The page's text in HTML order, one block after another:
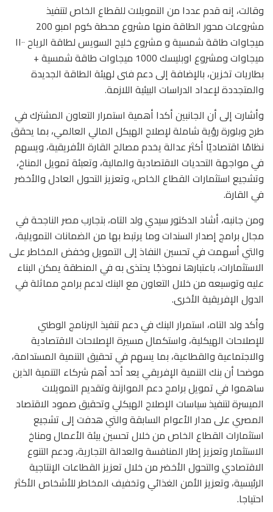
وقالت، إنه قدم عددا من التمويلات للقطاع الخاص لتنفيذ
مشروعات محور الطاقة منها مشروع محطة كوم امبو 200
ميجاوات طاقة شمسية و مشروع خليج السويس لطاقة الرياح ١١٠٠
ميجاوات ومشروع اوبليسك 1000 ميجاوات طاقة شمسية +
بطاريات تخزين، بالإضافة إلى دعم فنى لهيئة الطاقة الجديدة
والمتجددة لإعداد الدراسات البيئية اللازمة.
وأشارت إلى أن الجانبين أكدا أهمية استمرار التعاون المشترك في
طرح وبلورة رؤية شاملة لإصلاح الهيكل المالي العالمي، بما يحقق
نظامًا اقتصاديًا أكثر عدالة يخدم مصالح القارة الأفريقية، ويسهم
في مواجهة التحديات الاقتصادية والمالية، وتعبئة تمويل المناخ،
وتشجيع استثمارات القطاع الخاص، وتعزيز التحول العادل والأخضر
في القارة.
ومن جانبه، أشاد الدكتور سيدي ولد التاه، بتجارب مصر الناجحة في
مجال برامج إصدار السندات وما يرتبط بها من الضمانات التمويلية،
والتي أسهمت في تحسين النفاذ إلى التمويل وخفض المخاطر على
الاستثمارات، باعتبارها نموذجًا يحتذى به في المنطقة يمكن البناء
عليه وتوسيعه من خلال التعاون مع البنك لدعم برامج مماثلة في
الدول الإفريقية الأخرى.
وأكد ولد التاه، استمرار البنك في دعم تنفيذ البرنامج الوطني
للإصلاحات الهيكلية، واستكمال مسيرة الإصلاحات الاقتصادية
والاجتماعية والقطاعية، بما يسهم في تحقيق التنمية المستدامة،
موضحا أن بنك التنمية الإفريقي يعد أحد أهم شركاء التنمية الذين
ساهموا في تمويل برامج دعم الموازنة وتقديم التمويلات
الميسرة لتنفيذ سياسات الإصلاح الهيكلي وتحقيق صمود الاقتصاد
المصري على مدار الأعوام السابقة والتي هدفت إلى تشجيع
استثمارات القطاع الخاص من خلال تحسين بيئة الأعمال ومناخ
الاستثمار وتعزيز إطار المنافسة والعدالة التجارية، ودعم التنوع
الاقتصادي والتحول الأخضر من خلال تعزيز القطاعات الإنتاجية
الرئيسية، وتعزيز الأمن الغذائي وتخفيف المخاطر للأشخاص الأكثر
احتياجا.